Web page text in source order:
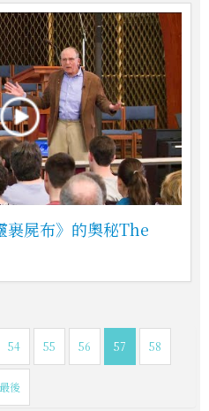
裹屍布》的奧秘The
54 55 56 57 58
最後